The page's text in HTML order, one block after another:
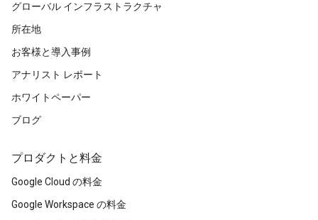
グローバル インフラストラクチャ
所在地
お客様と導入事例
アナリスト レポート
ホワイトペーパー
ブログ
プロダクトと料金
Google Cloud の料金
Google Workspace の料金